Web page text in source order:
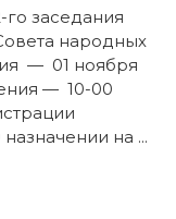
заседания
народных
— 01 ноября
— 10-00
на ...